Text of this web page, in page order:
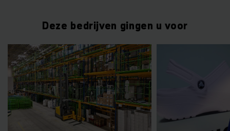
Deze bedrijven gingen u voor